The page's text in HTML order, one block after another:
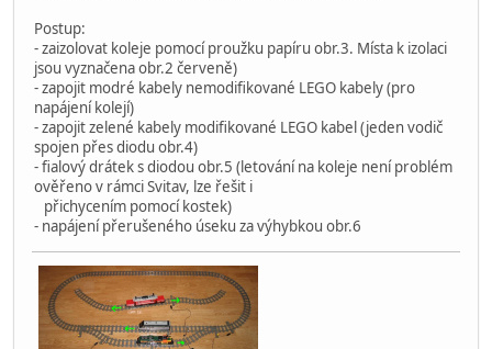
Postup:
- zaizolovat koleje pomocí proužku papíru obr.3. Místa k izolaci
jsou vyznačena obr.2 červeně)
- zapojit modré kabely nemodifikované LEGO kabely (pro
napájení kolejí)
- zapojit zelené kabely modifikované LEGO kabel (jeden vodič
spojen přes diodu obr.4)
- fialový drátek s diodou obr.5 (letování na koleje není problém
ověřeno v rámci Svitav, lze řešit i
přichycením pomocí kostek)
- napájení přerušeného úseku za výhybkou obr.6